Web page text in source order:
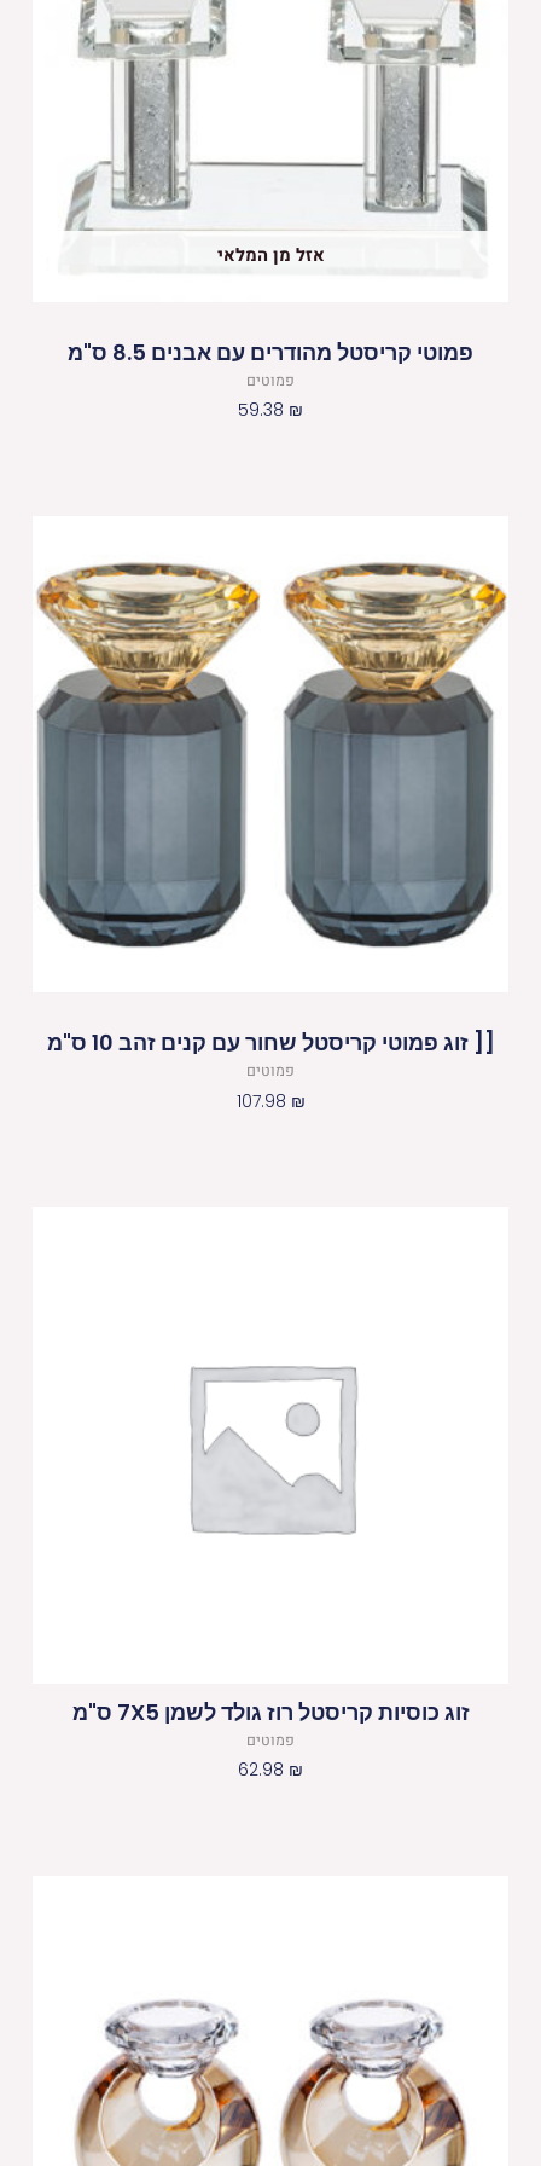
אזל מן המלאי
פמוטי קריסטל מהודרים עם אבנים 8.5 ס"מ
פמוטים
59.38 ₪
[[ זוג פמוטי קריסטל שחור עם קנים זהב 10 ס"מ
פמוטים
107.98 ₪
זוג כוסיות קריסטל רוז גולד לשמן 7X5 ס"מ
פמוטים
62.98 ₪